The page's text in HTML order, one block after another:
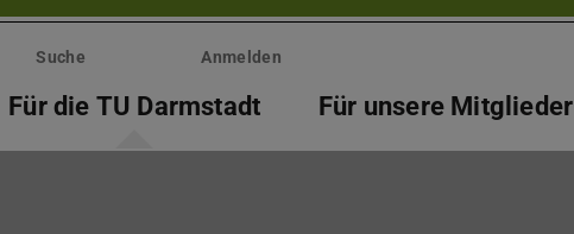
Suche Anmelden
Für die TU Darmstadt Für unsere Mitglieder